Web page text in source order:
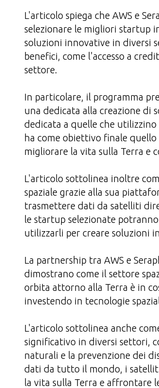
L'articolo spiega che AWS e
selezionare le migliori startup
soluzioni innovative in diversi
benefici, come l'accesso a
settore.
In particolare, il programma
una dedicata alla creazione di
dedicata a quelle che
ha come obiettivo finale
migliorare la vita sulla Terra e
L'articolo sottolinea inoltre
spaziale grazie alla sua
trasmettere dati da satelliti
le startup selezionate
utilizzarli per creare soluzioni
La partnership tra AWS e
dimostrano come il settore
orbita attorno alla Terra è in
investendo in tecnologie
L'articolo sottolinea anche
significativo in diversi settori,
naturali e la prevenzione dei
dati da tutto il mondo, i
la vita sulla Terra e affrontare